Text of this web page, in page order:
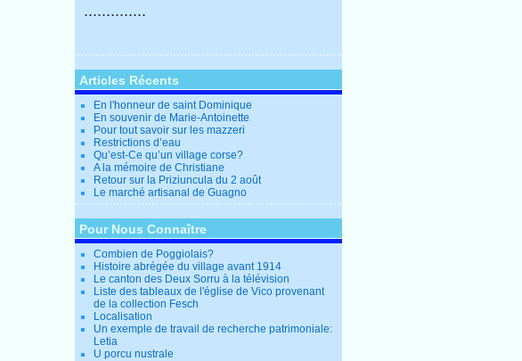
..............
Articles Récents
En l'honneur de saint Dominique
En souvenir de Marie-Antoinette
Pour tout savoir sur les mazzeri
Restrictions d’eau
Qu’est-Ce qu’un village corse?
A la mémoire de Christiane
Retour sur la Priziuncula du 2 août
Le marché artisanal de Guagno
Pour Nous Connaître
Combien de Poggiolais?
Histoire abrégée du village avant 1914
Le canton des Deux Sorru à la télévision
Liste des tableaux de l'église de Vico provenant
de la collection Fesch
Localisation
Un exemple de travail de recherche patrimoniale:
Letia
U porcu nustrale